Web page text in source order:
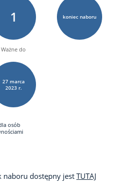
1 koniec naboru
Ważne do
27 marca
2023 r.
osób
naboru dostępny jest TUTAJ